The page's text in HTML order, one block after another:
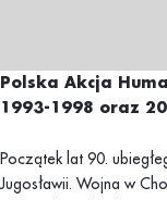
Polska Akcja
1993-1998 oraz
Początek lat 90.
Jugosławii. Wojna w